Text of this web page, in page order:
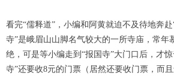
看完“儒释道”，小编和阿黄就迫不及待地奔赴
寺”是峨眉山山脚名气较大的一所寺庙，常年
绝，可是等小编走到“报国寺”大门口后，才
寺”还要收8元的门票（居然还要收门票，而